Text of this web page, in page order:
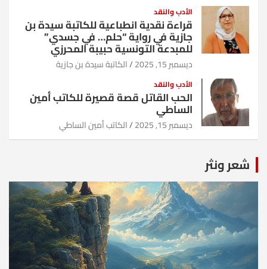
الأدب والنقد
قراءة نقدية انطباعية للكاتبة سيدة بن
جازية في رواية “حلم… في جسدي”
للمبدعة التونسية حبيبة المحرزي
ديسمبر 15, 2025 الكاتبة سيدة بن جازية
الأدب والنقد
الحب القاتل قصة قصيرة للكاتب أمين
الساطي
ديسمبر 15, 2025 الكاتب أمين الساطي
شعر ونثر